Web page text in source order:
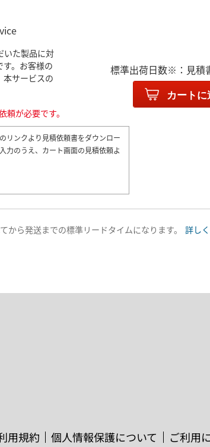
いた製品に対
。お客様の
本サービスの
頼が必要です。
リンクより見積依頼書をダウンロー
力のうえ、カート画面の見積依頼よ
標準出荷日数※：見積
カートに
から発送までの標準リードタイムになります。 詳し
用規約 個人情報保護について ご利用